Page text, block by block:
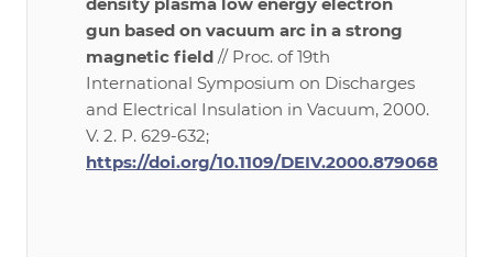
density plasma low energy electron
gun based on vacuum arc in a strong
magnetic field // Proc. of 19th
International Symposium on Discharges
and Electrical Insulation in Vacuum, 2000.
V. 2. P. 629-632;
https://doi.org/10.1109/DEIV.2000.879068